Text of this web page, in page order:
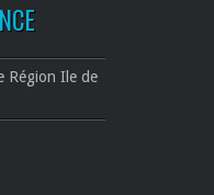
Région Ile de